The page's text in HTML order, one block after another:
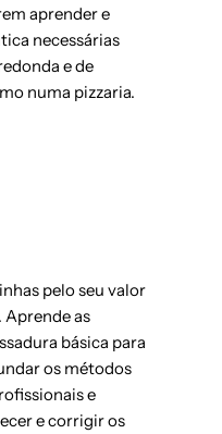
aprender e
necessárias
e de
numa pizzaria.
pelo seu valor
as
básica para
os métodos
e
e corrigir os